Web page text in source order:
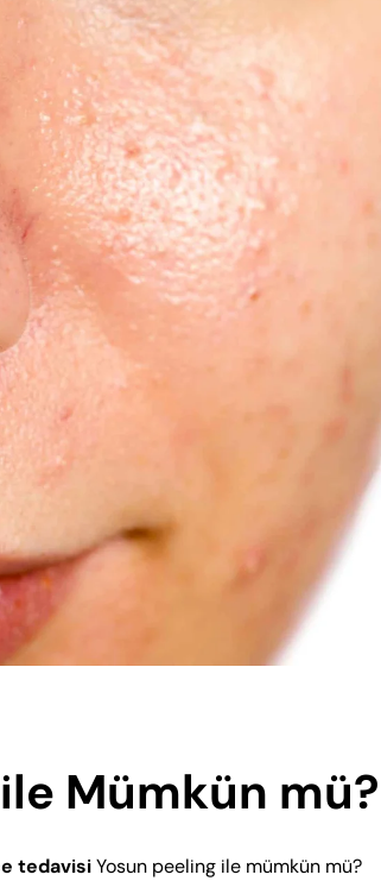
Mümkün mü?
tedavisiYosun peeling ile mümkün mü?